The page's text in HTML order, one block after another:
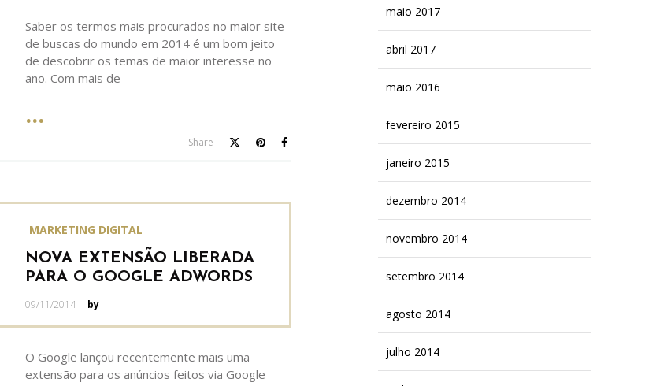
Saber os termos mais procurados no maior site
de buscas do mundo em 2014 é um bom jeito
de descobrir os temas de maior interesse no
ano. Com mais de
Share
MARKETING DIGITAL
NOVA EXTENSÃO LIBERADA
PARA O GOOGLE ADWORDS
Posted
09/11/2014 by
O Google lançou recentemente mais uma
extensão para os anúncios feitos via Google
maio 2017
abril 2017
maio 2016
fevereiro 2015
janeiro 2015
dezembro 2014
novembro 2014
setembro 2014
agosto 2014
julho 2014